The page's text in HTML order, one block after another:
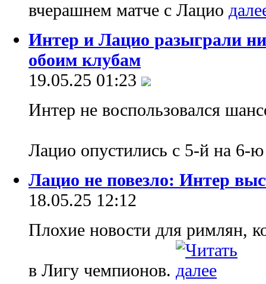
вчерашнем матче с Лацио
Интер и Лацио разыграли
обоим клубам
19.05.25 01:23
Интер не воспользовался
Лацио опустились с 5-й на 6-
Лацио не повезло: Интер
18.05.25 12:12
Плохие новости для римлян,
в Лигу чемпионов.